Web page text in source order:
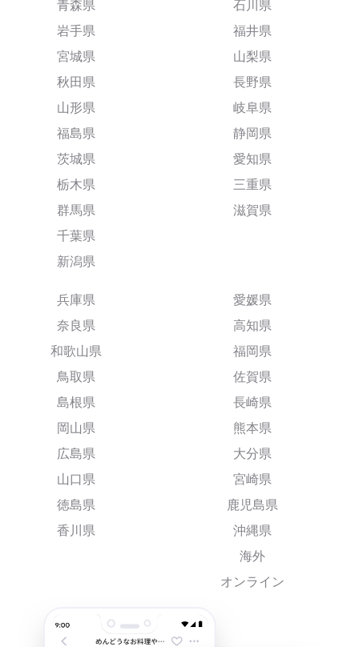
青森県
岩手県
宮城県
秋田県
山形県
福島県
茨城県
栃木県
群馬県
千葉県
新潟県
石川県
福井県
山梨県
長野県
岐阜県
静岡県
愛知県
三重県
滋賀県
兵庫県
奈良県
和歌山県
鳥取県
島根県
岡山県
広島県
山口県
徳島県
香川県
愛媛県
高知県
福岡県
佐賀県
長崎県
熊本県
大分県
宮崎県
鹿児島県
沖縄県
海外
オンライン